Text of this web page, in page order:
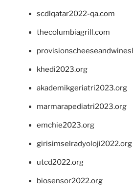
scdlqatar2022-qa.com
thecolumbiagrill.com
khedi2023.org
akademikgeriatri2023.org
marmarapediatri2023.org
emchie2023.org
girisimselradyoloji2022.org
utcd2022.org
biosensor2022.org